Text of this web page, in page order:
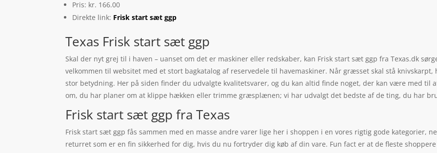
Pris: kr. 166.00
Direkte link: Frisk start sæt ggp
Texas Frisk start sæt ggp
Skal der nyt grej til i haven – uanset om det er maskiner eller redskaber, kan Frisk start sæt ggp fra Texas.dk
velkommen til websitet med et stort bagkatalog af reservedele til havemaskiner. Når græsset skal stå
stor betydning. Her på siden finder du udvalgte kvalitetsvarer, og du kan altid finde noget, der kan være med til
om, du har planer om at klippe hækken eller trimme græsplænen; vi har udvalgt det bedste af de ting, du har
Frisk start sæt ggp fra Texas
Frisk start sæt ggp fås sammen med en masse andre varer lige her i shoppen i en vores rigtig gode kategorier,
returret som er en fin sikkerhed for dig, hvis du nu fortryder dig køb af din vare. Fun fact er at de fleste